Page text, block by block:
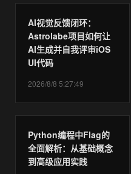
AI视觉反馈闭环：
Astrolabe项目如何让
AI生成并自我评审iOS
UI代码
2026/8/8 5:27:49
Python编程中Flag的
全面解析：从基础概念
到高级应用实践